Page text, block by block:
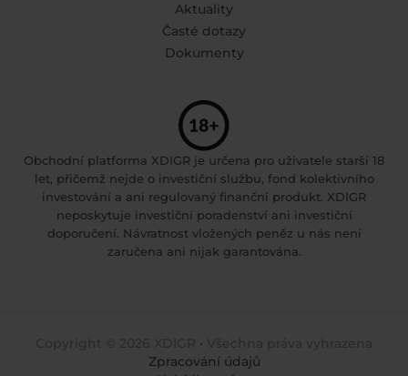
Aktuality
Časté dotazy
Dokumenty
Obchodní platforma XDIGR je určena pro uživatele starší 18
let, přičemž nejde o investiční službu, fond kolektivního
investování a ani regulovaný finanční produkt. XDIGR
neposkytuje investiční poradenství ani investiční
doporučení. Návratnost vložených peněz u nás není
zaručena ani nijak garantována.
Zpracování údajů